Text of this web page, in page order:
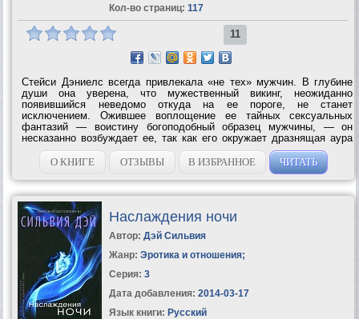
Кол-во страниц: 117
11
Стейси Дэниелс всегда привлекала «не тех» мужчин. В глубине
души она уверена, что мужественный викинг, неожиданно
появившийся неведомо откуда на ее пороге, не станет
исключением. Ожившее воплощение ее тайных сексуальных
фантазий — воистину богоподобный образец мужчины, — он
несказанно возбуждает ее, так как его окружает дразнящая аура
опасной чувственности. И хотя Стейси осознает, что страсть
способна привнести в ее жизнь...
О КНИГЕ ОТЗЫВЫ В ИЗБРАННОЕ ЧИТАТЬ
Наслаждения ночи
Автор: Дэй Сильвия
Жанр: Эротика и отношения;
Серия: 3
Дата добавления: 2014-03-17
Язык книги: Русский